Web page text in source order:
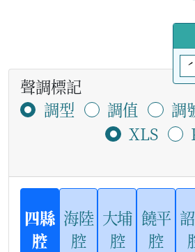
ˊ
聲調標記
調型
調值
調
XLS
四縣
腔
海陸
腔
大埔
腔
饒平
腔